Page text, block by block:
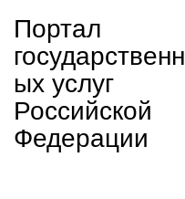
Портал
государственн
ых услуг
Российской
Федерации